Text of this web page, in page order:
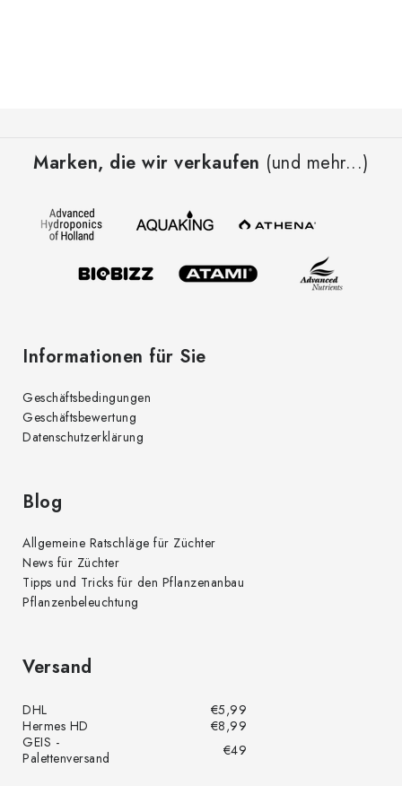
Marken, die wir verkaufen (und mehr...)
Informationen für Sie
Geschäftsbedingungen
Geschäftsbewertung
Datenschutzerklärung
Blog
Allgemeine Ratschläge für Züchter
News für Züchter
Tipps und Tricks für den Pflanzenanbau
Pflanzenbeleuchtung
Versand
DHL
€5,99
Hermes HD
€8,99
GEIS -
Palettenversand
€49